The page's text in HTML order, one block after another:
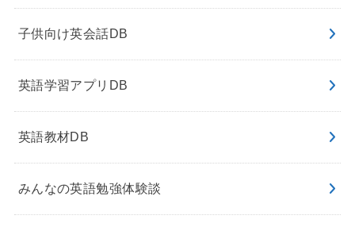
子供向け英会話DB
英語学習アプリDB
英語教材DB
みんなの英語勉強体験談